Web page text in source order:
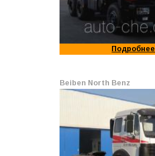
Подробнее
Beiben North Benz